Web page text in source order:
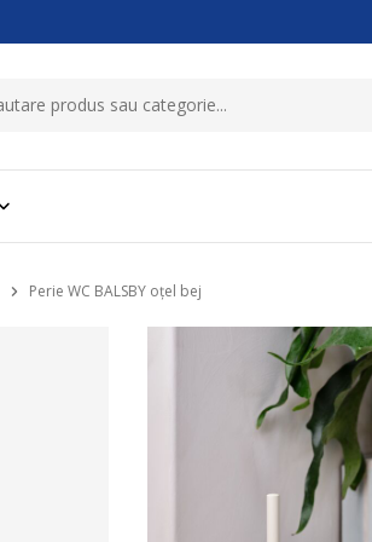
Perie WC BALSBY oțel bej